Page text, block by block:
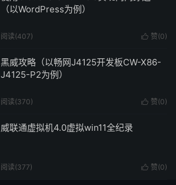
（以WordPress为例）
 赞(0)
阅读(407)
黑威攻略（以畅网J4125开发板CW-X86-
J4125-P2为例）
 赞(0)
阅读(370)
威联通虚拟机4.0虚拟win11全纪录
 赞(0)
阅读(377)